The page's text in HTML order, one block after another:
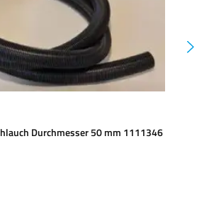
Durchmesser 50 mm 1111346